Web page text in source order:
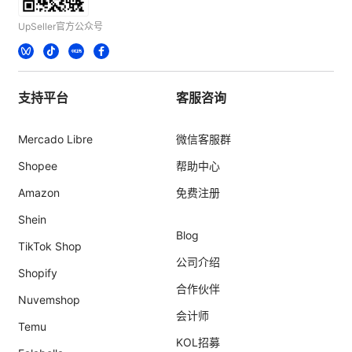
UpSeller官方公众号
支持平台
Mercado Libre
Shopee
Amazon
Shein
TikTok Shop
Shopify
Nuvemshop
Temu
客服咨询
微信客服群
帮助中心
免费注册
Blog
公司介绍
合作伙伴
会计师
KOL招募